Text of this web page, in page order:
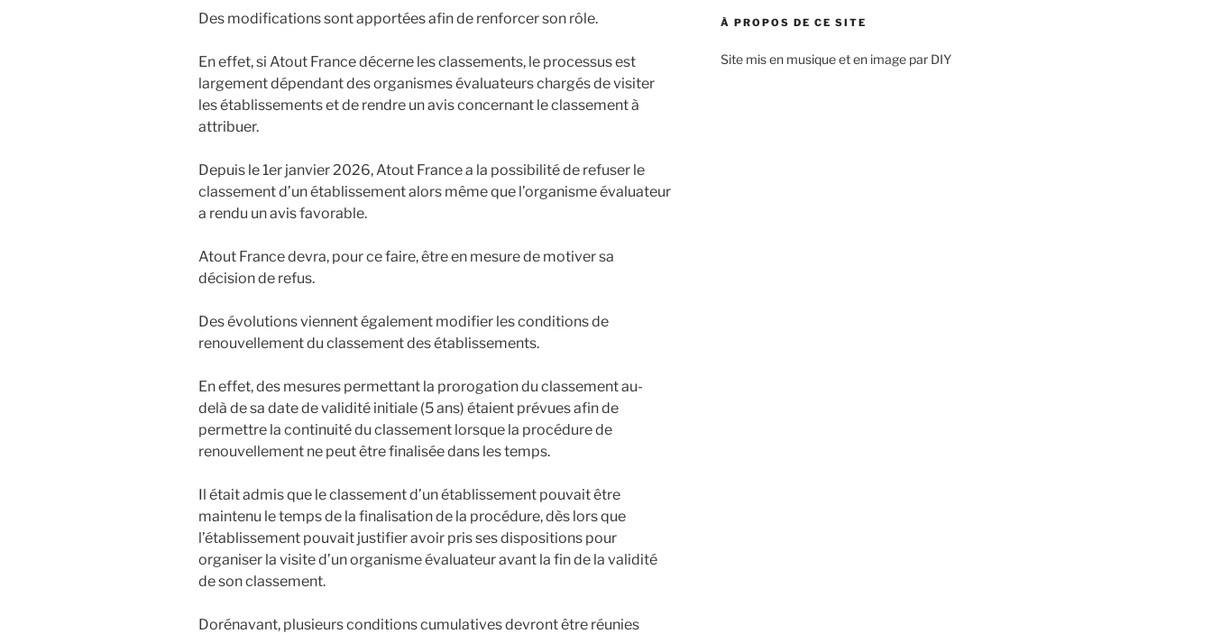
Des modifications sont apportées afin de renforcer son rôle.
En effet, si Atout France décerne les classements, le processus est
largement dépendant des organismes évaluateurs chargés de visiter
les établissements et de rendre un avis concernant le classement à
attribuer.
Depuis le 1er janvier 2026, Atout France a la possibilité de refuser le
classement d’un établissement alors même que l’organisme évaluateur
a rendu un avis favorable.
Atout France devra, pour ce faire, être en mesure de motiver sa
décision de refus.
Des évolutions viennent également modifier les conditions de
renouvellement du classement des établissements.
En effet, des mesures permettant la prorogation du classement au-
delà de sa date de validité initiale (5 ans) étaient prévues afin de
permettre la continuité du classement lorsque la procédure de
renouvellement ne peut être finalisée dans les temps.
Il était admis que le classement d’un établissement pouvait être
maintenu le temps de la finalisation de la procédure, dès lors que
l’établissement pouvait justifier avoir pris ses dispositions pour
organiser la visite d’un organisme évaluateur avant la fin de la validité
de son classement.
Dorénavant, plusieurs conditions cumulatives devront être réunies
À PROPOS DE CE SITE
Site mis en musique et en image par DIY